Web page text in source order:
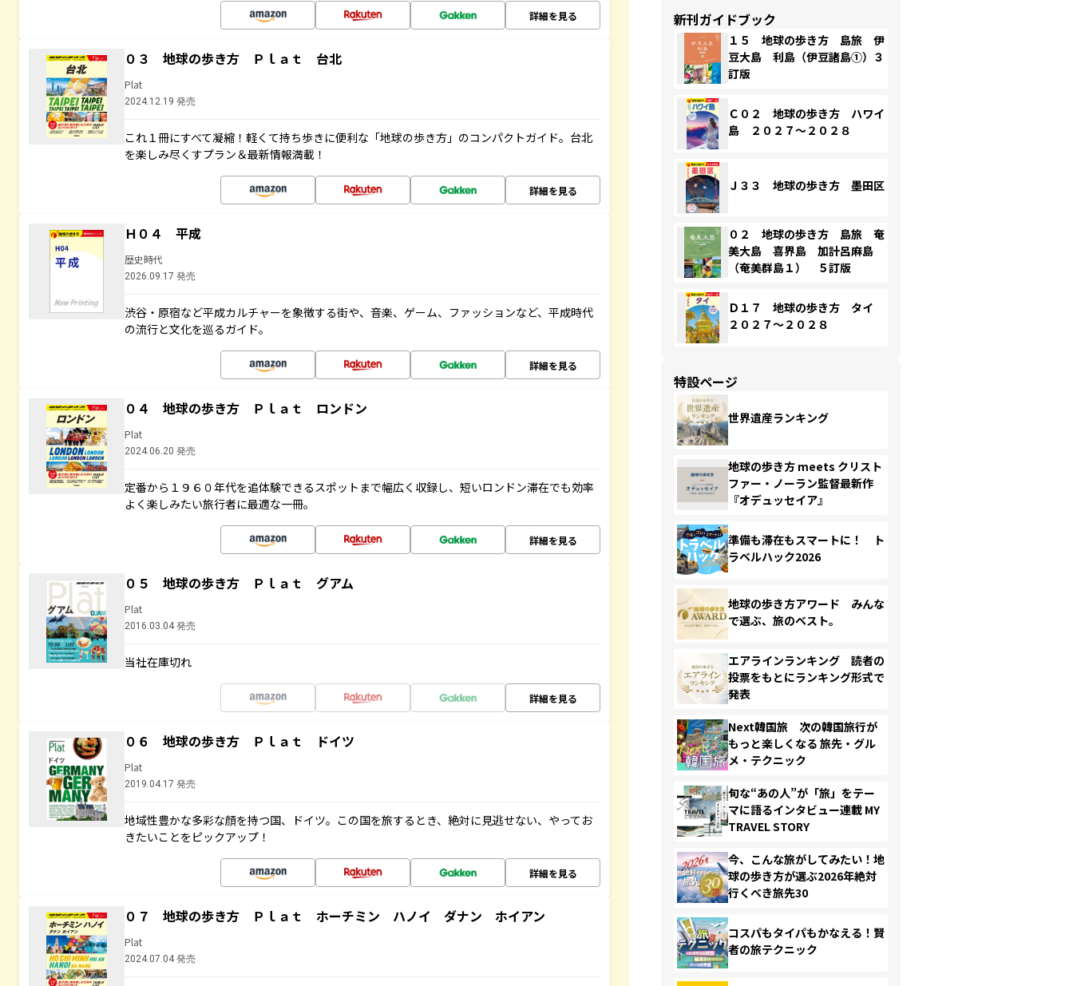
詳細を見る
０３ 地球の歩き方 Ｐｌａｔ 台北
Plat
2024.12.19 発売
これ１冊にすべて凝縮！軽くて持ち歩きに便利な「地球の歩き方」のコンパクトガイド。台北
を楽しみ尽くすプラン＆最新情報満載！
詳細を見る
Ｈ０４ 平成
歴史時代
2026.09.17 発売
渋谷・原宿など平成カルチャーを象徴する街や、音楽、ゲーム、ファッションなど、平成時代
の流行と文化を巡るガイド。
詳細を見る
０４ 地球の歩き方 Ｐｌａｔ ロンドン
Plat
2024.06.20 発売
定番から１９６０年代を追体験できるスポットまで幅広く収録し、短いロンドン滞在でも効率
よく楽しみたい旅行者に最適な一冊。
詳細を見る
０５ 地球の歩き方 Ｐｌａｔ グアム
Plat
2016.03.04 発売
当社在庫切れ
詳細を見る
０６ 地球の歩き方 Ｐｌａｔ ドイツ
Plat
2019.04.17 発売
地域性豊かな多彩な顔を持つ国、ドイツ。この国を旅するとき、絶対に見逃せない、やってお
きたいことをピックアップ！
詳細を見る
０７ 地球の歩き方 Ｐｌａｔ ホーチミン ハノイ ダナン ホイアン
Plat
2024.07.04 発売
新刊ガイドブック
１５ 地球の歩き方 島旅 伊
豆大島 利島（伊豆諸島①）３
訂版
Ｃ０２ 地球の歩き方 ハワイ
島 ２０２７～２０２８
Ｊ３３ 地球の歩き方 墨田区
０２ 地球の歩き方 島旅 奄
美大島 喜界島 加計呂麻島
（奄美群島１） ５訂版
Ｄ１７ 地球の歩き方 タイ
２０２７～２０２８
特設ページ
世界遺産ランキング
地球の歩き方 meets クリスト
ファー・ノーラン監督最新作
『オデュッセイア』
準備も滞在もスマートに！ ト
ラベルハック2026
地球の歩き方アワード みんな
で選ぶ、旅のベスト。
エアラインランキング 読者の
投票をもとにランキング形式で
発表
Next韓国旅 次の韓国旅行が
もっと楽しくなる 旅先・グル
メ・テクニック
旬な“あの人”が「旅」をテー
マに語るインタビュー連載 MY
TRAVEL STORY
今、こんな旅がしてみたい！地
球の歩き方が選ぶ2026年絶対
行くべき旅先30
コスパもタイパもかなえる！賢
者の旅テクニック